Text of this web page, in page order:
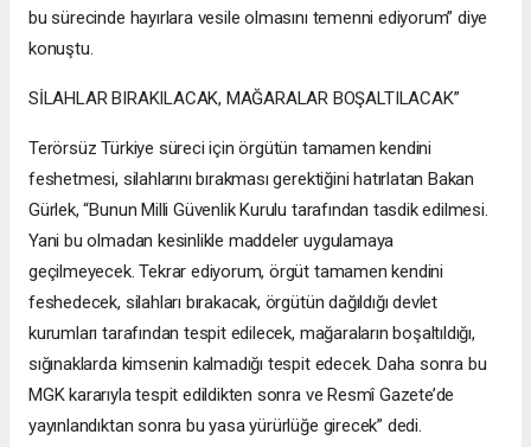
bu sürecinde hayırlara vesile olmasını temenni ediyorum” diye
konuştu.
SİLAHLAR BIRAKILACAK, MAĞARALAR BOŞALTILACAK”
Terörsüz Türkiye süreci için örgütün tamamen kendini
feshetmesi, silahlarını bırakması gerektiğini hatırlatan Bakan
Gürlek, “Bunun Milli Güvenlik Kurulu tarafından tasdik edilmesi.
Yani bu olmadan kesinlikle maddeler uygulamaya
geçilmeyecek. Tekrar ediyorum, örgüt tamamen kendini
feshedecek, silahları bırakacak, örgütün dağıldığı devlet
kurumları tarafından tespit edilecek, mağaraların boşaltıldığı,
sığınaklarda kimsenin kalmadığı tespit edecek. Daha sonra bu
MGK kararıyla tespit edildikten sonra ve Resmî Gazete’de
yayınlandıktan sonra bu yasa yürürlüğe girecek” dedi.